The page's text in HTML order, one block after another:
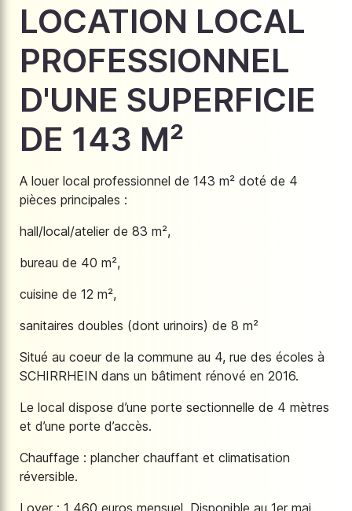
LOCATION LOCAL
PROFESSIONNEL
D'UNE SUPERFICIE
DE 143 M²
A louer local professionnel de 143 m² doté de 4
pièces principales :
hall/local/atelier de 83 m²,
bureau de 40 m²,
cuisine de 12 m²,
sanitaires doubles (dont urinoirs) de 8 m²
Situé au coeur de la commune au 4, rue des écoles à
SCHIRRHEIN dans un bâtiment rénové en 2016.
Le local dispose d’une porte sectionnelle de 4 mètres
et d’une porte d’accès.
Chauffage : plancher chauffant et climatisation
réversible.
Loyer : 1 460 euros mensuel. Disponible au 1er mai.